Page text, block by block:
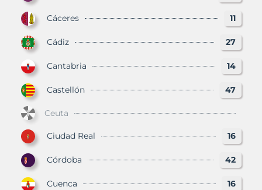
Cáceres 11
Cádiz 27
Cantabria 14
Castellón 47
Ceuta
Ciudad Real 16
Córdoba 42
Cuenca 16